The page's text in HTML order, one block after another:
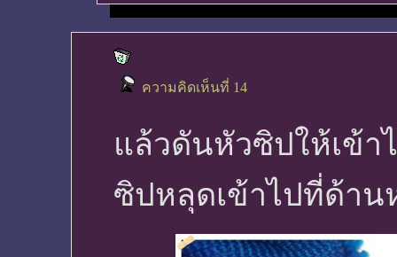
ความคิดเห็นที่ 14
แล้วดันหัวซิปให้เข้า
ซิปหลุดเข้าไปที่ด้าน